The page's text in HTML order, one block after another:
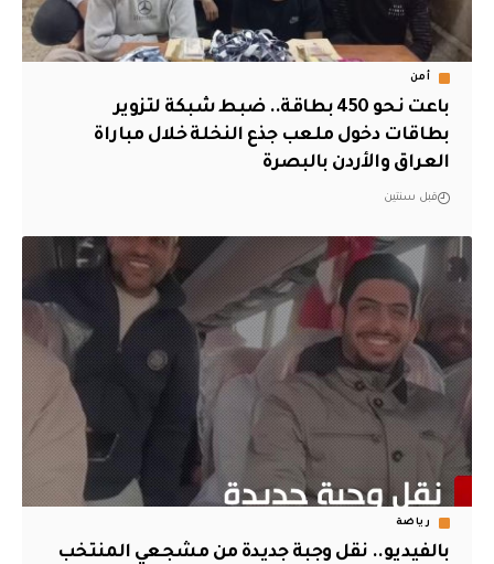
أمن
باعت نحو 450 بطاقة.. ضبط شبكة لتزوير
بطاقات دخول ملعب جذع النخلة خلال مباراة
العراق والأردن بالبصرة
قبل سنتين
رياضة
بالفيديو.. نقل وجبة جديدة من مشجعي المنتخب